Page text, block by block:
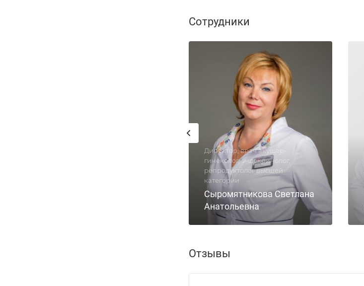
Сотрудники
Директор, врач акушер-
гинеколог, эндокринолог,
репродуктолог высшей
категории
Сыромятникова Светлана
Анатольевна
Отзывы